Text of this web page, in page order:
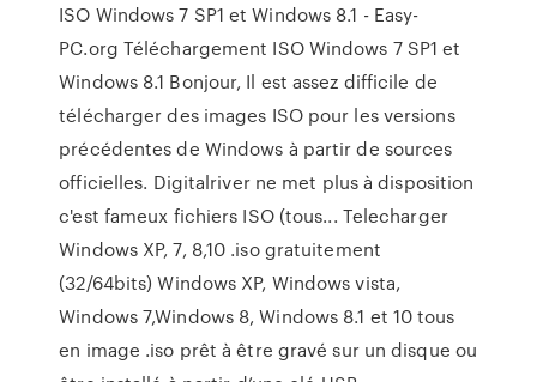
ISO Windows 7 SP1 et Windows 8.1 - Easy-
PC.org Téléchargement ISO Windows 7 SP1 et
Windows 8.1 Bonjour, Il est assez difficile de
télécharger des images ISO pour les versions
précédentes de Windows à partir de sources
officielles. Digitalriver ne met plus à disposition
c'est fameux fichiers ISO (tous... Telecharger
Windows XP, 7, 8,10 .iso gratuitement
(32/64bits) Windows XP, Windows vista,
Windows 7,Windows 8, Windows 8.1 et 10 tous
en image .iso prêt à être gravé sur un disque ou